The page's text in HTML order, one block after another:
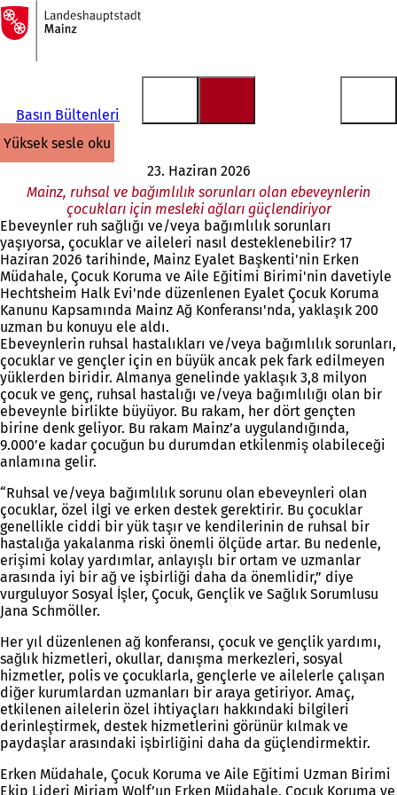
İçeriğe atla
Ana
sayfaya
Basın Bültenleri
yüksek sesle oku
23. Haziran 2026
Mainz, ruhsal ve bağımlılık sorunları olan ebeveynlerin
çocukları için mesleki ağları güçlendiriyor
Ebeveynler ruh sağlığı ve/veya bağımlılık sorunları
yaşıyorsa, çocuklar ve aileleri nasıl desteklenebilir? 17
Haziran 2026 tarihinde, Mainz Eyalet Başkenti'nin Erken
Müdahale, Çocuk Koruma ve Aile Eğitimi Birimi'nin davetiyle
Hechtsheim Halk Evi'nde düzenlenen Eyalet Çocuk Koruma
Kanunu Kapsamında Mainz Ağ Konferansı'nda, yaklaşık 200
uzman bu konuyu ele aldı.
Ebeveynlerin ruhsal hastalıkları ve/veya bağımlılık sorunları,
çocuklar ve gençler için en büyük ancak pek fark edilmeyen
yüklerden biridir. Almanya genelinde yaklaşık 3,8 milyon
çocuk ve genç, ruhsal hastalığı ve/veya bağımlılığı olan bir
ebeveynle birlikte büyüyor. Bu rakam, her dört gençten
birine denk geliyor. Bu rakam Mainz’a uygulandığında,
9.000’e kadar çocuğun bu durumdan etkilenmiş olabileceği
anlamına gelir.
“Ruhsal ve/veya bağımlılık sorunu olan ebeveynleri olan
çocuklar, özel ilgi ve erken destek gerektirir. Bu çocuklar
genellikle ciddi bir yük taşır ve kendilerinin de ruhsal bir
hastalığa yakalanma riski önemli ölçüde artar. Bu nedenle,
erişimi kolay yardımlar, anlayışlı bir ortam ve uzmanlar
arasında iyi bir ağ ve işbirliği daha da önemlidir,” diye
vurguluyor Sosyal İşler, Çocuk, Gençlik ve Sağlık Sorumlusu
Jana Schmöller.
Her yıl düzenlenen ağ konferansı, çocuk ve gençlik yardımı,
sağlık hizmetleri, okullar, danışma merkezleri, sosyal
hizmetler, polis ve çocuklarla, gençlerle ve ailelerle çalışan
diğer kurumlardan uzmanları bir araya getiriyor. Amaç,
etkilenen ailelerin özel ihtiyaçları hakkındaki bilgileri
derinleştirmek, destek hizmetlerini görünür kılmak ve
paydaşlar arasındaki işbirliğini daha da güçlendirmektir.
Erken Müdahale, Çocuk Koruma ve Aile Eğitimi Uzman Birimi
Ekip Lideri Miriam Wolf’un Erken Müdahale, Çocuk Koruma ve